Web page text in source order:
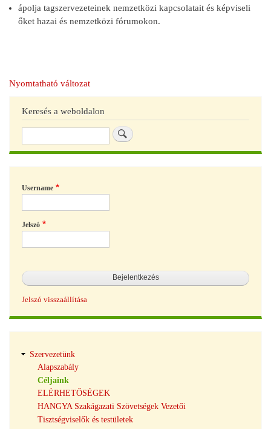
ápolja tagszervezeteinek nemzetközi kapcsolatait és képviseli
őket hazai és nemzetközi fórumokon.
Nyomtatható változat
Keresés a weboldalon
Keresés
Username
Jelszó
Jelszó visszaállítása
navigáció
Szervezetünk
Alapszabály
Céljaink
ELÉRHETŐSÉGEK
HANGYA Szakágazati Szövetségek Vezetői
Tisztségviselők és testületek